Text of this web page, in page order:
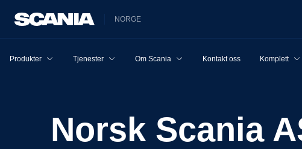
NORGE
Produkter Tjenester Om Scania Kontakt oss Komplett
Norsk Scania